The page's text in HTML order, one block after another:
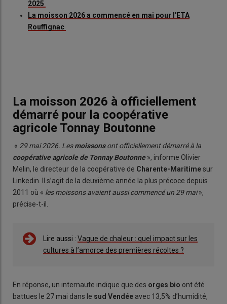
2025
La moisson 2026 a commencé en mai pour l'ETA
Rouffignac
La moisson 2026 à officiellement
démarré pour la coopérative
agricole Tonnay Boutonne
« 29 mai 2026. Lesmoissonsont officiellement démarré à la
coopérative agricole de Tonnay Boutonne», informe Olivier
Melin, le directeur de la coopérative de Charente-Maritimesur
Linkedin. Il s’agit de la deuxième année la plus précoce depuis
2011 où « les moissons avaient aussi commencé un 29 mai»,
précise-t-il.
Lire aussi : Vague de chaleur : quel impact sur les
cultures à l’amorce des premières récoltes ?
En réponse, un internaute indique que des orges bio ont été
battues le 27 mai dans le sud Vendée avec 13,5% d’humidité,